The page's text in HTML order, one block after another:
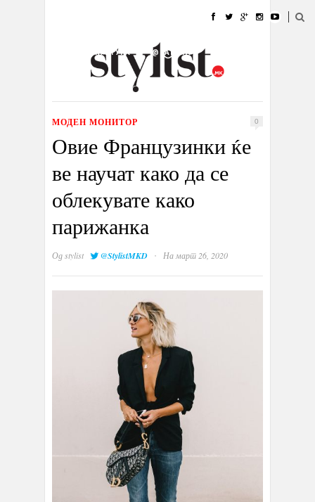
УБАВИНА
КУЛТУРА @РАБОТА
ИЗЛОГ
МОДЕН МОНИТОР 0
Овие Французинки ќе
ве научат како да се
облекувате како
парижанка
Одstylist @StylistMKD · На март 26, 2020